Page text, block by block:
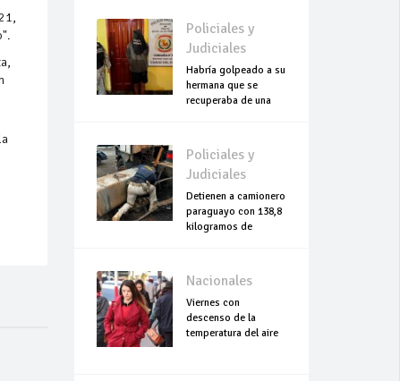
Policiales y
Judiciales
Habría golpeado a su
hermana que se
recuperaba de una
Policiales y
Judiciales
Detienen a camionero
paraguayo con 138,8
kilogramos de
Nacionales
Viernes con
descenso de la
temperatura del aire